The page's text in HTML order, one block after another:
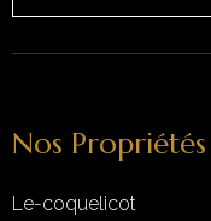
Nos Propriétés
Le-coquelicot